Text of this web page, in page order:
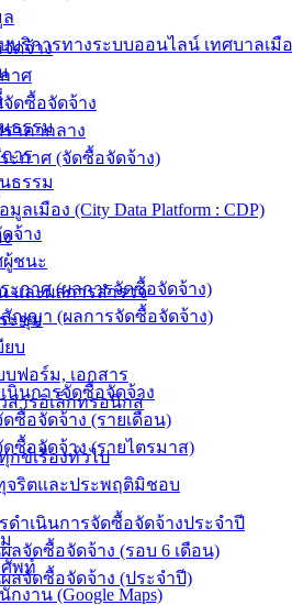
บบริการทางระบบออนไลน์ เทศบาลเมื
ธรรม
าร
ธรรม
เมือง (City Data Platform : CDP)
และผลการสำรวจ
ะชุม
ยบ
ฟอร์ม, เอกสาร
ารอิเล็กทรอนิกส์
กข์เรื่องทั่วไป
จริตและประพฤติมิชอบ
พท์
งาน (Google Maps)
ดจ้าง
าศ
ดซื้อจัดจ้าง
าคากลาง
ะกาศ (จัดซื้อจัดจ้าง)
จ้าง
ชนะ
ะกาศ (ผลการจัดซื้อจัดจ้าง)
สัญญา (ผลการจัดซื้อจัดจ้าง)
นินการจัดซื้อจัดจ้าง
ซื้อจัดจ้าง (รายเดือน)
ซื้อจัดจ้าง (รายไตรมาส)
ดำเนินการจัดซื้อจัดจ้างประจำปี
ลจัดซื้อจัดจ้าง (รอบ 6 เดือน)
ลจัดซื้อจัดจ้าง (ประจำปี)